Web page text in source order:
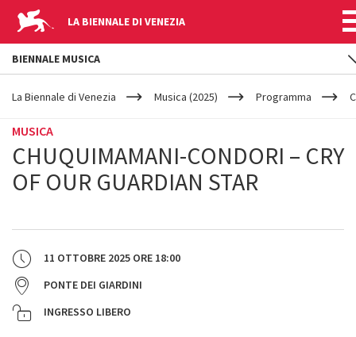
LA BIENNALE DI VENEZIA
YOUR
ARE
La Biennale di Venezia Musica (2025) Programma
MUSICA
CHUQUIMAMANI-CONDORI – CRY
OF OUR GUARDIAN STAR
11 OTTOBRE 2025 ORE 18:00
PONTE DEI GIARDINI
INGRESSO LIBERO
BIENNALE MUSICA